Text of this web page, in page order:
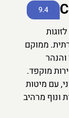
9.4
ממוקם
מוקפד.
מיטות
מרהיב